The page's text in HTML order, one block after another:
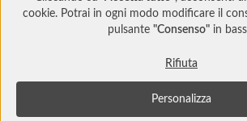
© Copyright 2022 Social Play
cookie. Potrai in ogni modo modificare il
pulsante "Consenso"in
Rifiuta
Personalizza